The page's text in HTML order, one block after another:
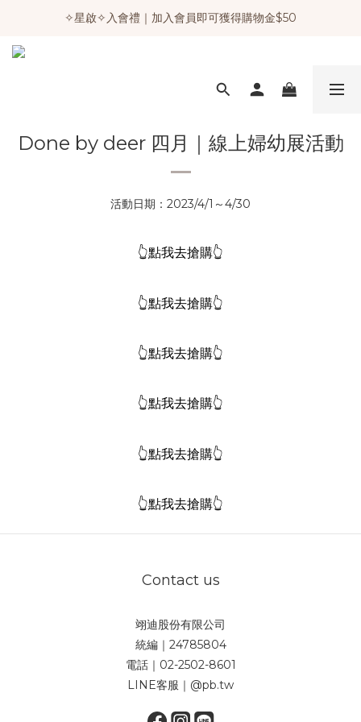
✧星啟✧入會禮｜加入會員即可獲得購物金$50
Done by deer 四月｜線上婦幼展活動
活動日期：2023/4/1～4/30
👆點我去搶購👆
👆點我去搶購👆
👆點我去搶購👆
👆點我去搶購👆
👆點我去搶購👆
👆點我去搶購👆
Contact us
翊迪股份有限公司
統編｜24785804
電話｜02-2502-8601
LINE客服｜@pb.tw